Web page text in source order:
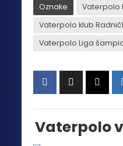
Oznake
Vaterpolo
Vaterpolo klub
Vaterpolo Liga
Vaterpolo